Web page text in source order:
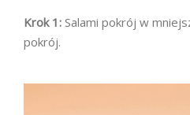
Krok 1: Salami pokrój w
pokrój.